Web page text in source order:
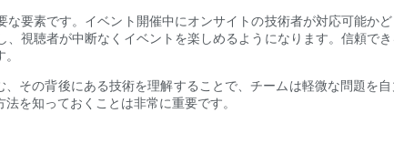
要素です。イベント開催中にオンサイトの技術者が対応可能
、視聴者が中断なくイベントを楽しめるようになります。信頼
その背後にある技術を理解することで、チームは軽微な問題を
を知っておくことは非常に重要です。